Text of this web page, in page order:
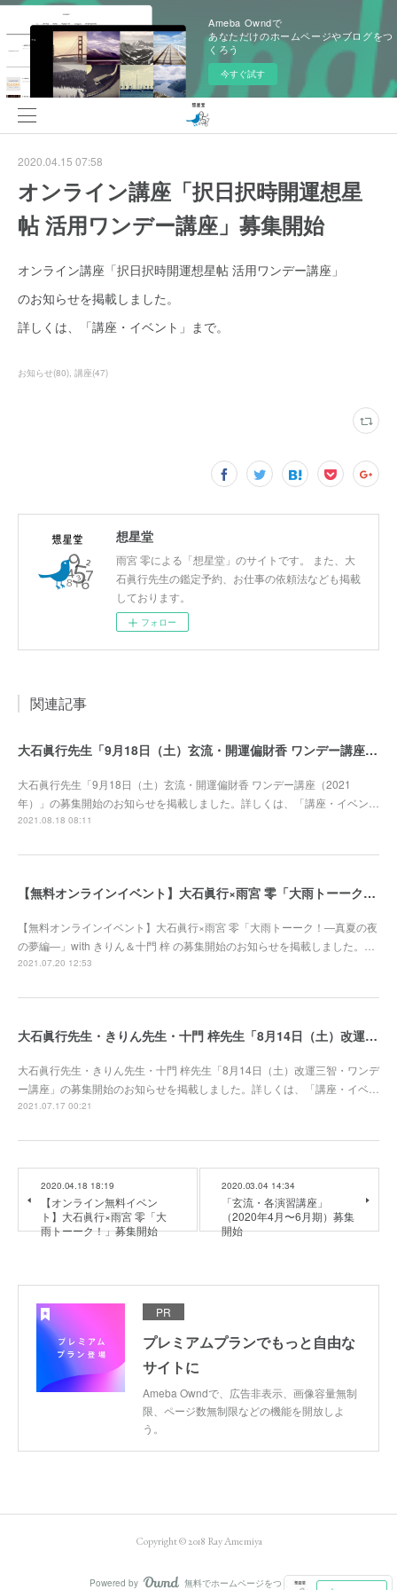
Ameba Owndで
あなただけのホームページやブログをつ
くろう
今すぐ試す
2020.04.15 07:58
オンライン講座「択日択時開運想星
帖 活用ワンデー講座」募集開始
オンライン講座「択日択時開運想星帖 活用ワンデー講座」
のお知らせを掲載しました。
詳しくは、「講座・イベント」まで。
お知らせ(80) 講座(47)
想星堂
雨宮 零による「想星堂」のサイトです。 また、大
石眞行先生の鑑定予約、お仕事の依頼法なども掲載
しております。
フォロー
関連記事
大石眞行先生「9月18日（土）玄流・開運偏財香 ワンデー講座（2021年）」募集開始
大石眞行先生「9月18日（土）玄流・開運偏財香 ワンデー講座（2021
年）」の募集開始のお知らせを掲載しました。詳しくは、「講座・イベン…
2021.08.18 08:11
【無料オンラインイベント】大石眞行×雨宮 零「大雨トーーク！―真夏の夜の夢編―」with きりん＆十門 梓 募集開始
【無料オンラインイベント】大石眞行×雨宮 零「大雨トーーク！―真夏の夜
の夢編―」with きりん＆十門 梓 の募集開始のお知らせを掲載しました。…
2021.07.20 12:53
大石眞行先生・きりん先生・十門 梓先生「8月14日（土）改運三智・ワンデー講座」募集開始
大石眞行先生・きりん先生・十門 梓先生「8月14日（土）改運三智・ワンデ
ー講座」の募集開始のお知らせを掲載しました。詳しくは、「講座・イベ…
2021.07.17 00:21
2020.04.18 18:19
【オンライン無料イベン
ト】大石眞行×雨宮 零「大
雨トーーク！」募集開始
2020.03.04 14:34
「玄流・各演習講座」
（2020年4月〜6月期）募集
開始
PR
プレミアムプランでもっと自由な
サイトに
Ameba Owndで、広告非表示、画像容量無制
限、ページ数無制限などの機能を開放しよ
う。
Copyright © 2018 Ray Amemiya
Powered by 無料でホームページをつくろう